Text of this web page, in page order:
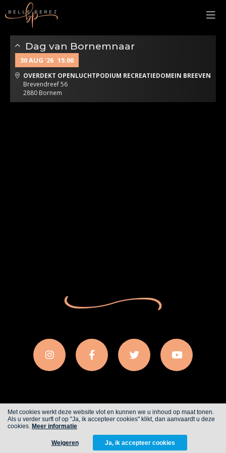
Dag van Bornemnaar
30 AUG '26 15:00
OVERDEKT OPENLUCHTPODIUM RECREATIEDOMEIN BREEVEN
Brevendreef 56
2880 Bornem
Cookies Privacy
FROM ALWAYS AWAKE
Met cookies werkt deze website vlot en kunnen we u inhoud op maat tonen.
Als u verder surft of op "Ja, ik accepteer cookies" klikt, dan aanvaardt u deze
cookies. Meer informatie
Weigeren Ja, ik accepteer cookies